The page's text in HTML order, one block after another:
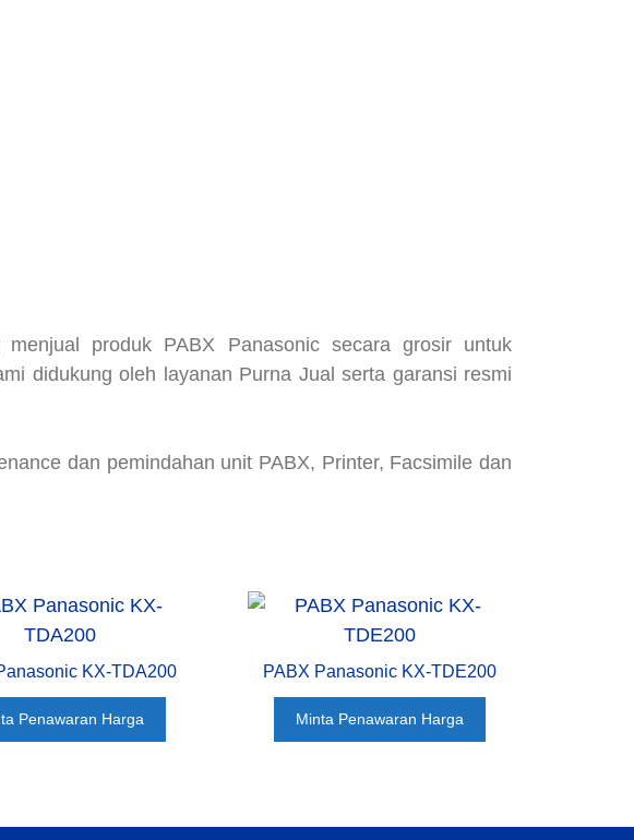
produk PABX Panasonic secara grosir untuk
didukung oleh layanan Purna Jual serta garansi resmi
dan pemindahan unit PABX, Printer, Facsimile dan
KX-TDA200
Penawaran Harga
PABX Panasonic KX-TDE200
Minta Penawaran Harga